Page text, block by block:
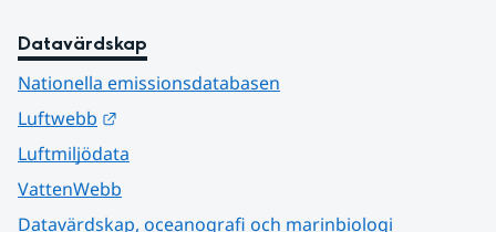
Datavärdskap
Nationella emissionsdatabasen
Luftwebb
Luftmiljödata
VattenWebb
Datavärdskap, oceanografi och marinbiologi